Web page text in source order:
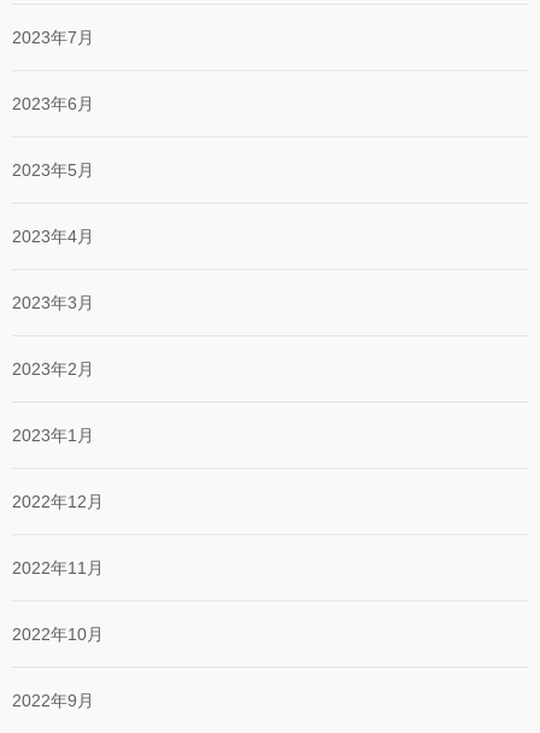
2023年7月
2023年6月
2023年5月
2023年4月
2023年3月
2023年2月
2023年1月
2022年12月
2022年11月
2022年10月
2022年9月